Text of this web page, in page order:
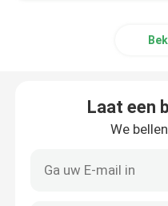
Trace and Track-
Visueel
Laat een
We